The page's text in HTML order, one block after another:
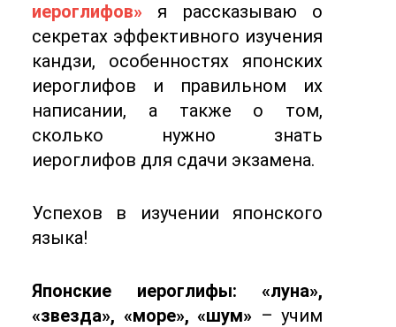
иероглифов» я рассказываю о
секретах эффективного изучения
кандзи, особенностях японских
иероглифов и правильном их
написании, а также о том,
сколько нужно знать
иероглифов для сдачи экзамена.
Успехов в изучении японского
языка!
Японские иероглифы: «луна»,
«звезда», «море», «шум» – учим